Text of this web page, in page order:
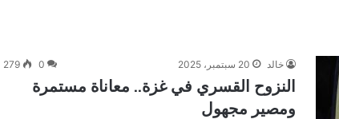
خالد 20 سبتمبر، 2025 0
279
النزوح القسري في غزة.. معاناة مستمرة
ومصير مجهول